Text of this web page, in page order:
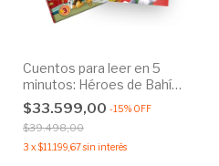
Cuentos para leer en 5
minutos: Héroes de Bahía
Aventura + Historias para
armar: El cuartel cachorro
$33.599,00 -15% OFF
$39.498,00
3 x$11.199,67sin interés